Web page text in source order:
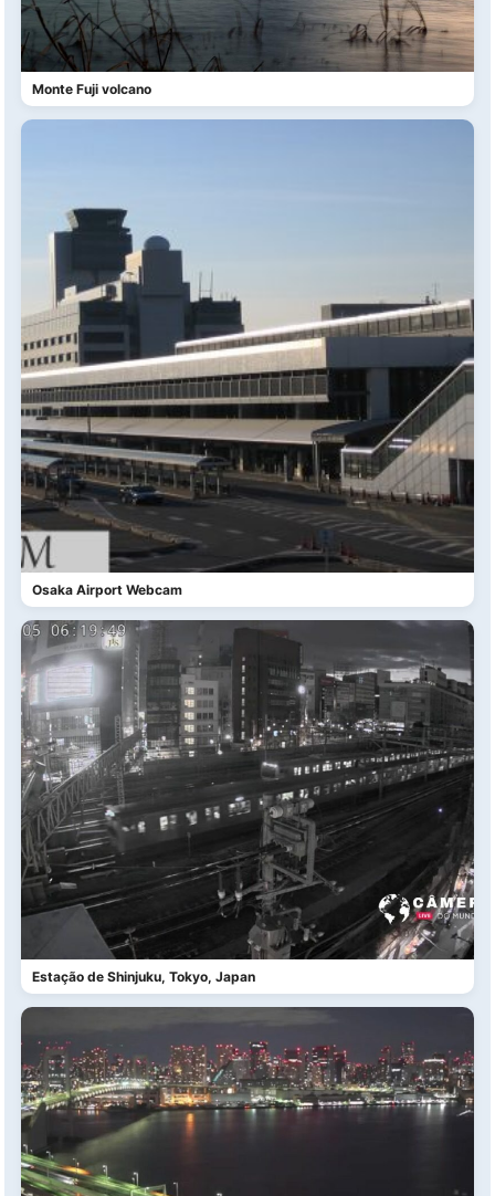
Monte Fuji volcano
Osaka Airport Webcam
Estação de Shinjuku, Tokyo, Japan